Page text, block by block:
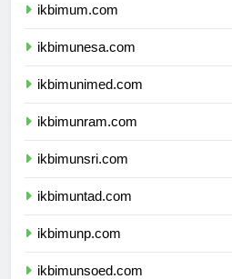
ikbimum.com
ikbimunesa.com
ikbimunimed.com
ikbimunram.com
ikbimunsri.com
ikbimuntad.com
ikbimunp.com
ikbimunsoed.com